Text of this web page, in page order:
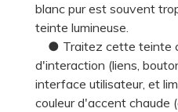
blanc pur est souvent
teinte lumineuse.
● Traitez cette teinte
d'interaction (liens,
interface utilisateur, et
couleur d'accent chaude